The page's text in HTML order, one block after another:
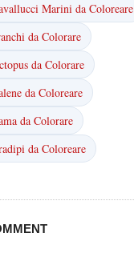
Marini da Coloreare
da Colorare
da Colorare
da Coloreare
da Colorare
da Coloreare